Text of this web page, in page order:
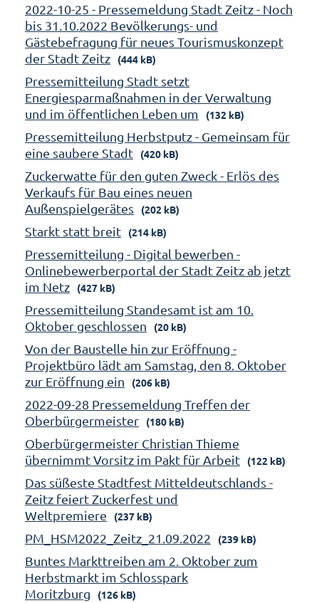
2022-10-25 - Pressemeldung Stadt Zeitz - Noch
bis 31.10.2022 Bevölkerungs- und
Gästebefragung für neues Tourismuskonzept
der Stadt Zeitz
(444 kB)
Pressemitteilung Stadt setzt
Energiesparmaßnahmen in der Verwaltung
und im öffentlichen Leben um
(132 kB)
Pressemitteilung Herbstputz - Gemeinsam für
eine saubere Stadt
(420 kB)
Zuckerwatte für den guten Zweck - Erlös des
Verkaufs für Bau eines neuen
Außenspielgerätes
(202 kB)
Starkt statt breit (214 kB)
Pressemitteilung - Digital bewerben -
Onlinebewerberportal der Stadt Zeitz ab jetzt
im Netz
(427 kB)
Pressemitteilung Standesamt ist am 10.
Oktober geschlossen
(20 kB)
Von der Baustelle hin zur Eröffnung -
Projektbüro lädt am Samstag, den 8. Oktober
zur Eröffnung ein
(206 kB)
2022-09-28 Pressemeldung Treffen der
Oberbürgermeister
(180 kB)
Oberbürgermeister Christian Thieme
übernimmt Vorsitz im Pakt für Arbeit
(122 kB)
Das süßeste Stadtfest Mitteldeutschlands -
Zeitz feiert Zuckerfest und
Weltpremiere
(237 kB)
PM_HSM2022_Zeitz_21.09.2022 (239 kB)
Buntes Markttreiben am 2. Oktober zum
Herbstmarkt im Schlosspark
Moritzburg
(126 kB)